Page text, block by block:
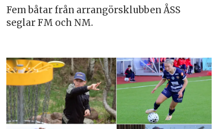
Fem båtar från arrangörsklubben ÅSS
seglar FM och NM.